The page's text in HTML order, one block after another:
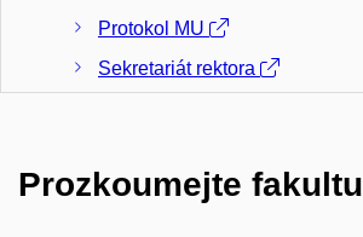
Protokol MU
Sekretariát rektora
Právní odbor
Prozkoumejte fakultu